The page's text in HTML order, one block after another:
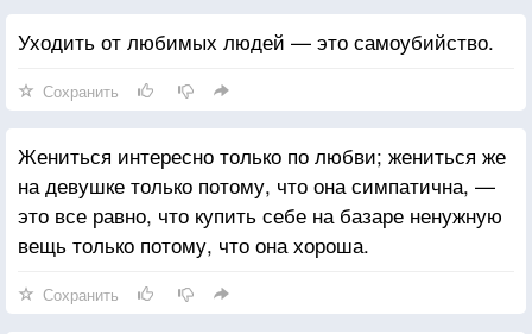
Уходить от любимых людей — это самоубийство.
Сохранить
Жениться интересно только по любви; жениться же
на девушке только потому, что она симпатична, —
это все равно, что купить себе на базаре ненужную
вещь только потому, что она хороша.
Сохранить